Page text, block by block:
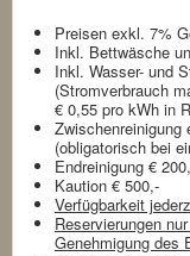
Preisen exkl. 7%
Inkl. Bettwäsche
Inkl. Wasser- und
(Stromverbrauch
€ 0,55 pro kWh in
(obligatorisch bei
Endreinigung €
Kaution € 500,-
Verfügbarkeit
Reservierungen
Genehmigung des